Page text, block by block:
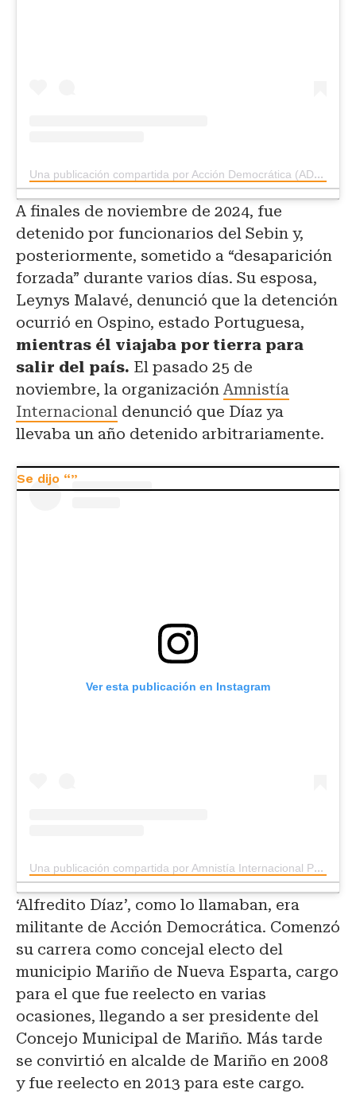
Una publicación compartida por Acción Democrática (AD) (@accion_democratica)
A finales de noviembre de 2024, fue
detenido por funcionarios del Sebin y,
posteriormente, sometido a “desaparición
forzada” durante varios días. Su esposa,
Leynys Malavé, denunció que la detención
ocurrió en Ospino, estado Portuguesa,
mientras él viajaba por tierra para
salir del país. El pasado 25 de
noviembre, la organización Amnistía
Internacional denunció que Díaz ya
llevaba un año detenido arbitrariamente.
Ver esta publicación en Instagram
Una publicación compartida por Amnistía Internacional Perú (@amnistiaperu)
‘Alfredito Díaz’, como lo llamaban, era
militante de Acción Democrática. Comenzó
su carrera como concejal electo del
municipio Mariño de Nueva Esparta, cargo
para el que fue reelecto en varias
ocasiones, llegando a ser presidente del
Concejo Municipal de Mariño. Más tarde
se convirtió en alcalde de Mariño en 2008
y fue reelecto en 2013 para este cargo.